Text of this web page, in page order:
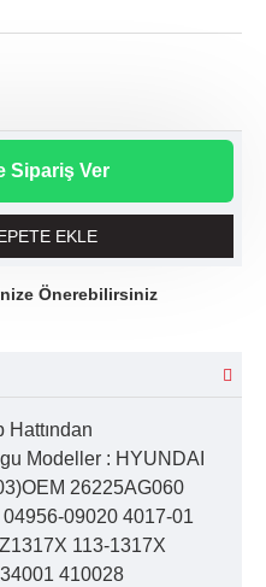
Sipariş Ver
EKLE
Önerebilirsiniz
Hattından
Modeller : HYUNDAI
26225AG060
09020 4017-01
113-1317X
410028